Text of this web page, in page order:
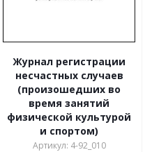
Журнал регистрации
несчастных случаев
(произошедших во
время занятий
физической культурой
и спортом)
Артикул: 4-92_010